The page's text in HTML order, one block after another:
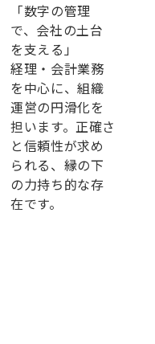
「数字の管理
で、会社の土台
を支える」
経理・会計業務
を中心に、組織
運営の円滑化を
担います。正確さ
と信頼性が求め
られる、縁の下
の力持ち的な存
在です。